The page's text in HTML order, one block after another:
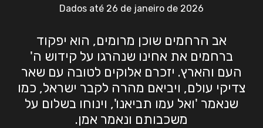
Dados até 26 de janeiro de 2026
אב הרחמים שוכן מרומים, הוא יפקוד
ברחמים את אחינו שנהרגו על קידוש ה'
העם והארץ. יזכרם אלוקים לטובה עם שאר
צדיקי עולם, ויביאם מהרה לקבר ישראל, כמו
שנאמר 'ואל עמו תביאנו', וינוחו בשלום על
משכבותם ונאמר אמן.